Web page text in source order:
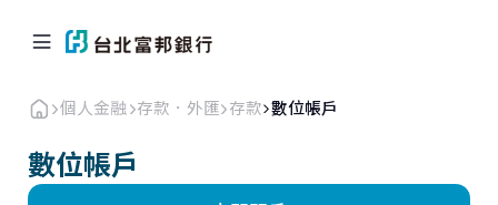
個人金融 存款．外匯 存款 數位帳戶
數位帳戶